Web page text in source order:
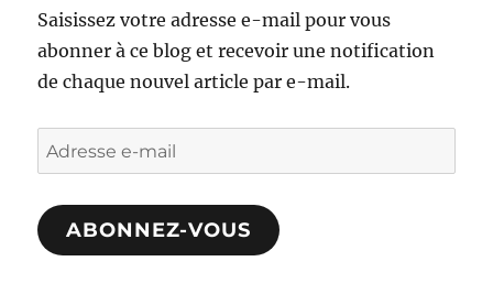
Saisissez votre adresse e-mail pour vous
abonner à ce blog et recevoir une notification
de chaque nouvel article par e-mail.
Adresse
e-
mail
ABONNEZ-VOUS